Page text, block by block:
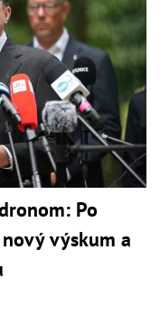
Po
výskum a